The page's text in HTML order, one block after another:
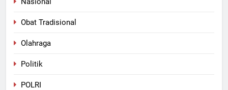
Obat Tradisional
Olahraga
Politik
POLRI